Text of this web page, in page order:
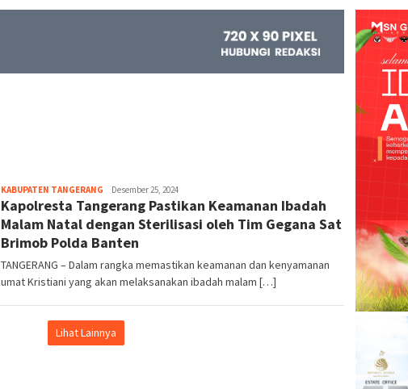
KABUPATEN TANGERANG Kejar
Info
Desember 25, 2024
Kapolresta Tangerang Pastikan Keamanan Ibadah
Malam Natal dengan Sterilisasi oleh Tim Gegana Sat
Brimob Polda Banten
TANGERANG – Dalam rangka memastikan keamanan dan kenyamanan
umat Kristiani yang akan melaksanakan ibadah malam […]
Lihat Lainnya